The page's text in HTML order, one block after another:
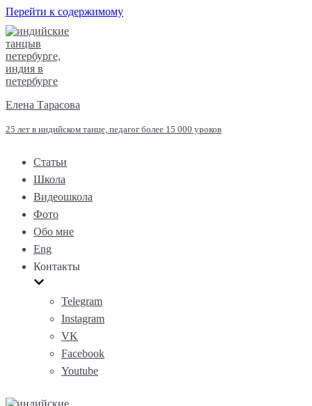
Перейти к содержимому
Елена Тарасова
25 лет в индийском танце, педагог более 15 000 уроков
Статьи
Школа
Видеошкола
Фото
Обо мне
Eng
Контакты
Telegram
Instagram
VK
Facebook
Youtube